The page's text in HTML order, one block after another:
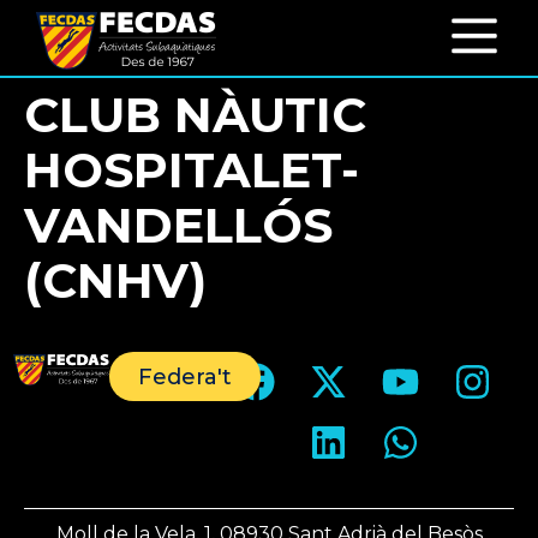
CLUB NÀUTIC
HOSPITALET-
VANDELLÓS
(CNHV)
Federa't